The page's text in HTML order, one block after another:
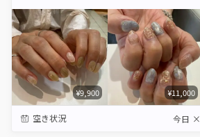
¥9,900 ¥11,000
空き状況 今日 ×